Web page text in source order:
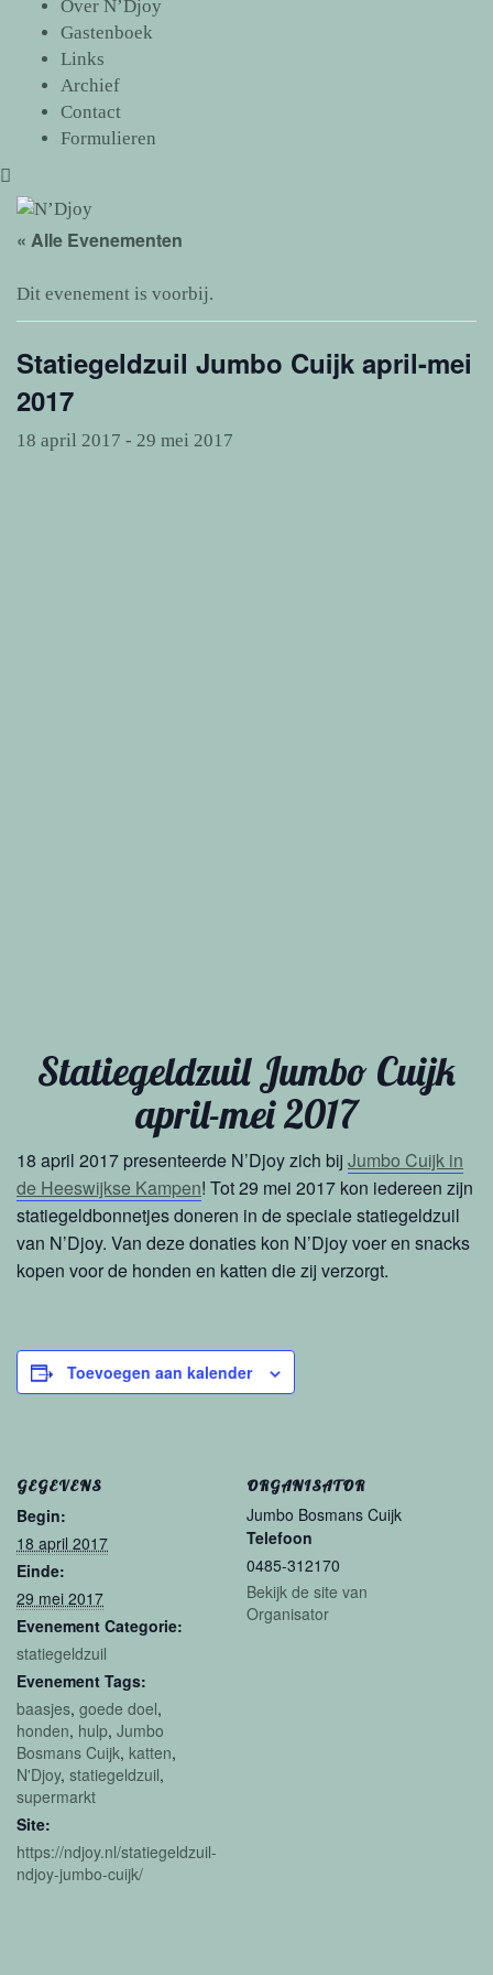
Over N’Djoy
Gastenboek
Links
Archief
Contact
Formulieren
« Alle Evenementen
Dit evenement is voorbij.
Statiegeldzuil Jumbo Cuijk april-mei
2017
18 april 2017 - 29 mei 2017
Statiegeldzuil Jumbo Cuijk
april-mei 2017
18 april 2017 presenteerde N’Djoy zich bijJumbo Cuijk in
de Heeswijkse Kampen! Tot 29 mei 2017 kon iedereen zijn
statiegeldbonnetjes doneren in de speciale statiegeldzuil
van N’Djoy. Van deze donaties kon N’Djoy voer en snacks
kopen voor de honden en katten die zij verzorgt.
Toevoegen aan kalender
GEGEVENS
Begin:
18 april 2017
Einde:
29 mei 2017
Evenement Categorie:
statiegeldzuil
Evenement Tags:
baasjes, goede doel,
honden, hulp, Jumbo
Bosmans Cuijk, katten,
N'Djoy, statiegeldzuil,
supermarkt
Site:
https://ndjoy.nl/statiegeldzuil-
ndjoy-jumbo-cuijk/
ORGANISATOR
Jumbo Bosmans Cuijk
Telefoon
0485-312170
Bekijk de site van
Organisator